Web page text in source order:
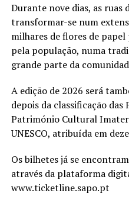
Durante nove dias, as ruas
transformar-se num
milhares de flores de
pela população, numa
grande parte da
A edição de 2026 será
depois da classificação das
Património Cultural
UNESCO, atribuída em
Os bilhetes já se
através da plataforma
www.ticketline.sapo.pt